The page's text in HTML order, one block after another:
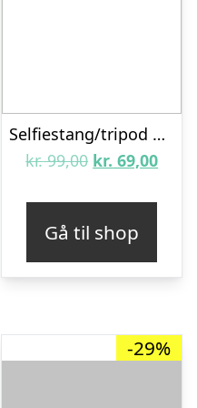
Selfiestang/tripod med fjernbetjening
kr.99,00 Den
var:
kr. 99,00.
kr. 69,00Den
kr.
Gå til shop
-29%